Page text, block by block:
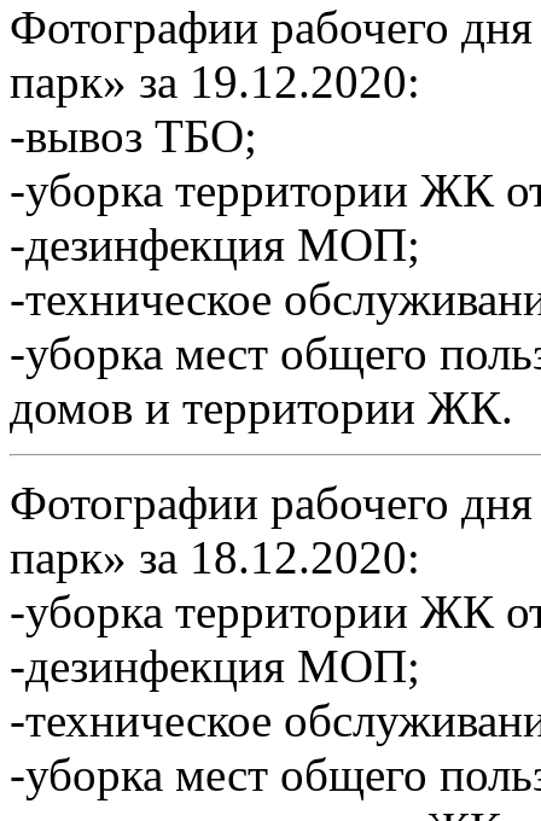
Фотографии рабочего
парк» за 19.12.2020:
-вывоз ТБО;
-уборка территории ЖК
-дезинфекция МОП;
-техническое
-уборка мест общего
домов и территории ЖК.
Фотографии рабочего
парк» за 18.12.2020:
-уборка территории ЖК
-дезинфекция МОП;
-техническое
-уборка мест общего